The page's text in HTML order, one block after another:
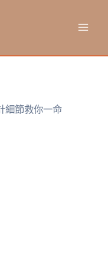
細節救你一命